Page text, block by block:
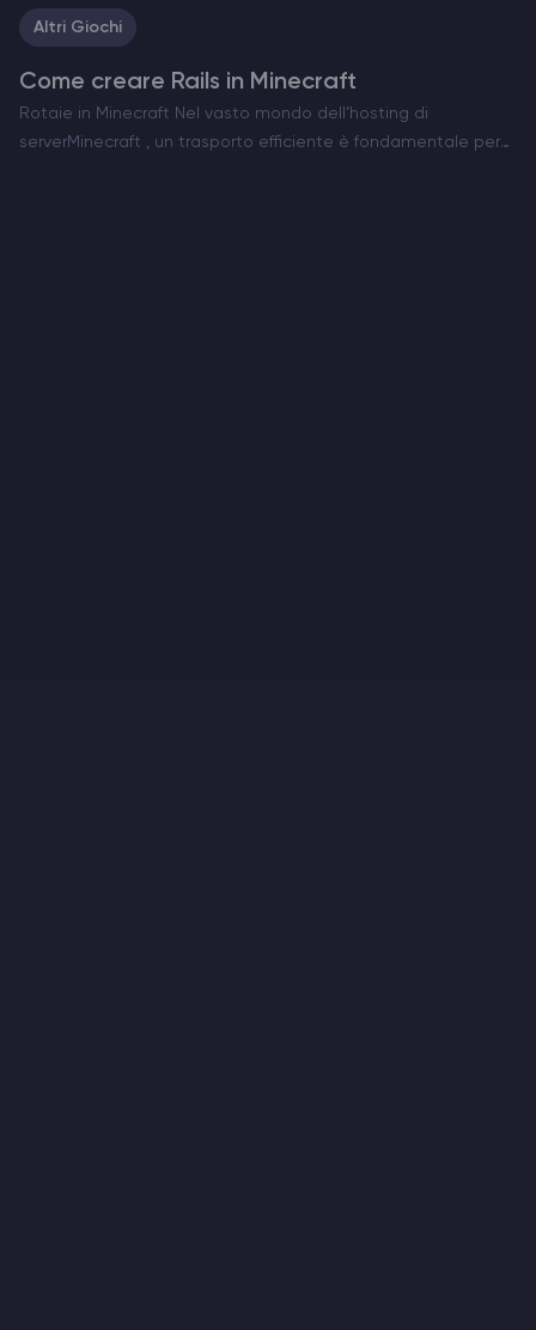
Altri Giochi
Come creare Rails in Minecraft
Rotaie in Minecraft Nel vasto mondo dell’hosting di
serverMinecraft , un trasporto efficiente è fondamentale per